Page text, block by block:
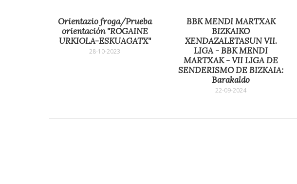
Orientazio froga/Prueba
orientación "ROGAINE
URKIOLA-ESKUAGATX"
28-10-2023
BBK MENDI MARTXAK
BIZKAIKO
XENDAZALETASUN VII.
LIGA - BBK MENDI
MARTXAK - VII LIGA DE
SENDERISMO DE BIZKAIA:
Barakaldo
22-09-2024